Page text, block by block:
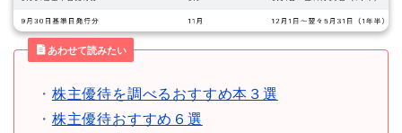
あわせて読みたい
・ 株主優待を調べるおすすめ本３選
・ 株主優待おすすめ６選